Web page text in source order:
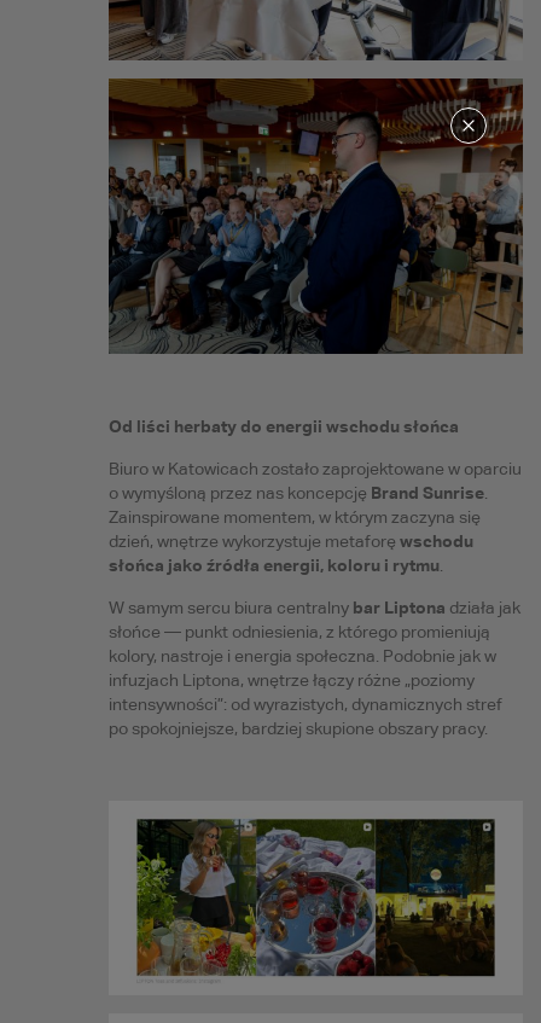
Od liści herbaty do energii wschodu słońca
Biuro w Katowicach zostało zaprojektowane w oparciu
o wymyśloną przez nas koncepcję Brand Sunrise.
Zainspirowane momentem, w którym zaczyna się
dzień, wnętrze wykorzystuje metaforę wschodu
słońca jako źródła energii, koloru i rytmu.
W samym sercu biura centralny bar Liptona działa jak
słońce — punkt odniesienia, z którego promieniują
kolory, nastroje i energia społeczna. Podobnie jak w
infuzjach Liptona, wnętrze łączy różne „poziomy
intensywności”: od wyrazistych, dynamicznych stref
po spokojniejsze, bardziej skupione obszary pracy.